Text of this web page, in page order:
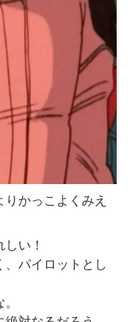
かっこよくみえ
い！
、パイロットとし